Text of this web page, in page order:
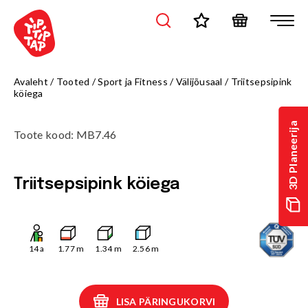
3D Planeerija
Avaleht / Tooted /Sport ja Fitness /Välijõusaal / Triitsepsipink
köiega
Toote kood: MB7.46
Triitsepsipink köiega
14a 1.77m 1.34m 2.56m
LISA PÄRINGUKORVI